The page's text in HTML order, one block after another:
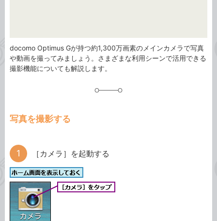
docomo Optimus Gが持つ約1,300万画素のメインカメラで写真
や動画を撮ってみましょう。さまざまな利用シーンで活用できる
撮影機能についても解説します。
写真を撮影する
［カメラ］を起動する